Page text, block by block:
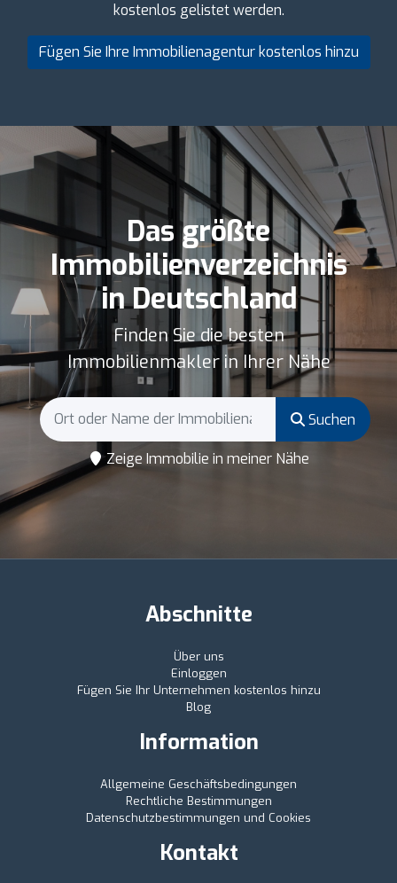
kostenlos gelistet werden.
Fügen Sie Ihre Immobilienagentur kostenlos hinzu
Das größte
Immobilienverzeichnis
in Deutschland
Finden Sie die besten
Immobilienmakler in Ihrer Nähe
Suchen
Zeige Immobilie in meiner Nähe
Abschnitte
Über uns
Einloggen
Fügen Sie Ihr Unternehmen kostenlos hinzu
Blog
Information
Allgemeine Geschäftsbedingungen
Rechtliche Bestimmungen
Datenschutzbestimmungen und Cookies
Kontakt